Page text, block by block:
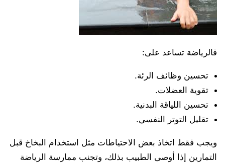
فالرياضة تساعد على:
تحسين وظائف الرئة.
تقوية العضلات.
تحسين اللياقة البدنية.
تقليل التوتر النفسي.
ويجب فقط اتخاذ بعض الاحتياطات مثل استخدام البخاخ قبل
التمارين إذا أوصى الطبيب بذلك، وتجنب ممارسة الرياضة